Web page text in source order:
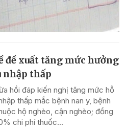
đề xuất tăng mức hưởng
nhập thấp
hồi đáp kiến nghị tăng mức hỗ
thấp mắc bệnh nan y, bệnh
hộ nghèo, cận nghèo; đồng
chi phí thuốc...